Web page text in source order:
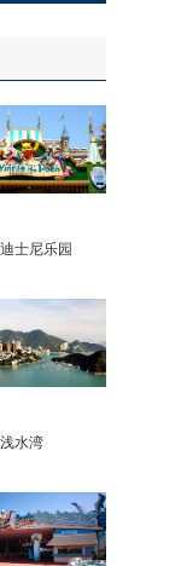
士尼乐园
浅水湾